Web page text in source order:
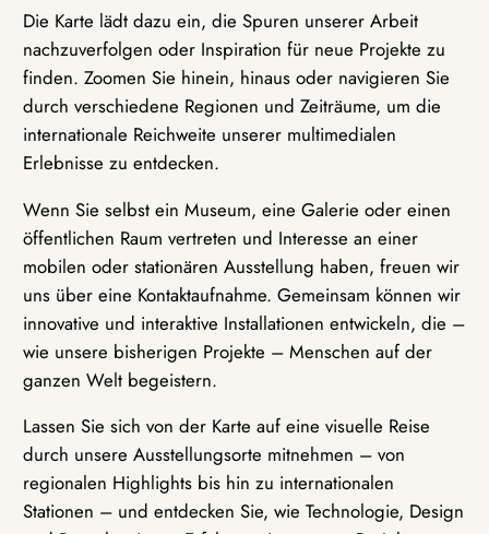
Die Karte lädt dazu ein, die Spuren unserer Arbeit
nachzuverfolgen oder Inspiration für neue Projekte zu
finden. Zoomen Sie hinein, hinaus oder navigieren Sie
durch verschiedene Regionen und Zeiträume, um die
internationale Reichweite unserer multimedialen
Erlebnisse zu entdecken.
Wenn Sie selbst ein Museum, eine Galerie oder einen
öffentlichen Raum vertreten und Interesse an einer
mobilen oder stationären Ausstellung haben, freuen wir
uns über eine Kontaktaufnahme. Gemeinsam können wir
innovative und interaktive Installationen entwickeln, die –
wie unsere bisherigen Projekte – Menschen auf der
ganzen Welt begeistern.
Lassen Sie sich von der Karte auf eine visuelle Reise
durch unsere Ausstellungsorte mitnehmen – von
regionalen Highlights bis hin zu internationalen
Stationen – und entdecken Sie, wie Technologie, Design